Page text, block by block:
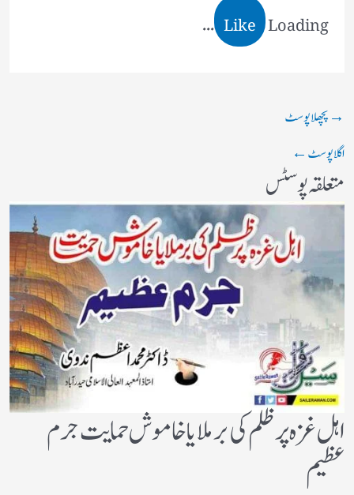
Like Loading...
→پچھلا پوسٹ
اگلا پوسٹ←
متعلقہ پوسٹس
اہل غزہ پر ظلم کی برملا یا خاموش حمایت جرم
عظیم